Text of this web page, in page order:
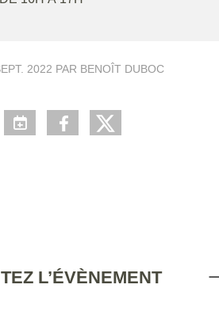
2022 PAR BENOÎT DUBOC
L’ÉVÈNEMENT